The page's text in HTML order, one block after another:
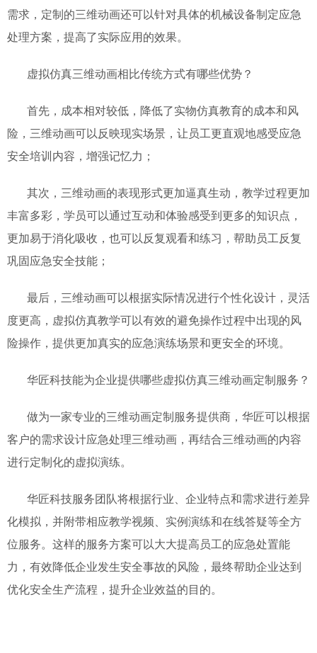
需求，定制的三维动画还可以针对具体的机械设备制定应急
处理方案，提高了实际应用的效果。
虚拟仿真三维动画相比传统方式有哪些优势？
首先，成本相对较低，降低了实物仿真教育的成本和风
险，三维动画可以反映现实场景，让员工更直观地感受应急
安全培训内容，增强记忆力；
其次，三维动画的表现形式更加逼真生动，教学过程更加
丰富多彩，学员可以通过互动和体验感受到更多的知识点，
更加易于消化吸收，也可以反复观看和练习，帮助员工反复
巩固应急安全技能；
最后，三维动画可以根据实际情况进行个性化设计，灵活
度更高，虚拟仿真教学可以有效的避免操作过程中出现的风
险操作，提供更加真实的应急演练场景和更安全的环境。
华匠科技能为企业提供哪些虚拟仿真三维动画定制服务？
做为一家专业的三维动画定制服务提供商，华匠可以根据
客户的需求设计应急处理三维动画，再结合三维动画的内容
进行定制化的虚拟演练。
华匠科技服务团队将根据行业、企业特点和需求进行差异
化模拟，并附带相应教学视频、实例演练和在线答疑等全方
位服务。这样的服务方案可以大大提高员工的应急处置能
力，有效降低企业发生安全事故的风险，最终帮助企业达到
优化安全生产流程，提升企业效益的目的。